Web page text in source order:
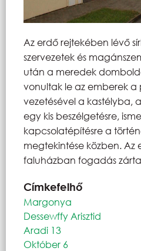
Az erdő rejtekében lévő
szervezetek és
után a meredek
vonultak le az emberek a
vezetésével a kastélyba,
egy kis beszélgetésre,
kapcsolatépítésre a
megtekintése közben. Az
faluházban fogadás
Címkefelhő
Margonya
Dessewffy Arisztid
Aradi 13
Október 6